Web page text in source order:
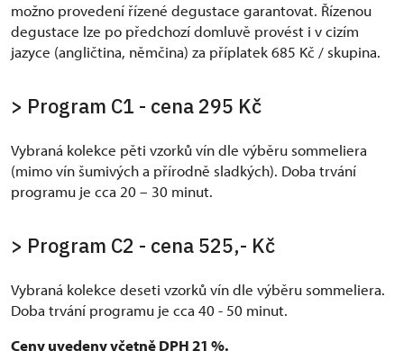
možno provedení řízené degustace garantovat. Řízenou
degustace lze po předchozí domluvě provést i v cizím
jazyce (angličtina, němčina) za příplatek 685 Kč / skupina.
> Program C1 - cena 295 Kč
Vybraná kolekce pěti vzorků vín dle výběru sommeliera
(mimo vín šumivých a přírodně sladkých). Doba trvání
programu je cca 20 – 30 minut.
> Program C2 - cena 525,- Kč
Vybraná kolekce deseti vzorků vín dle výběru sommeliera.
Doba trvání programu je cca 40 - 50 minut.
Ceny uvedeny včetně DPH 21 %.